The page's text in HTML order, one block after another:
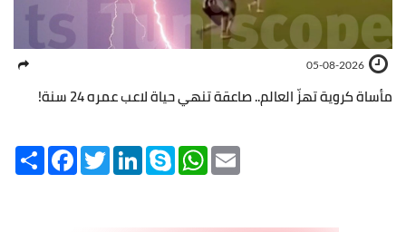
05-08-2026
مأساة كروية تهزّ العالم.. صاعقة تنهي حياة لاعب عمره 24 سنة!
Share FacebookTwitterLinkedInSkype WhatsApp